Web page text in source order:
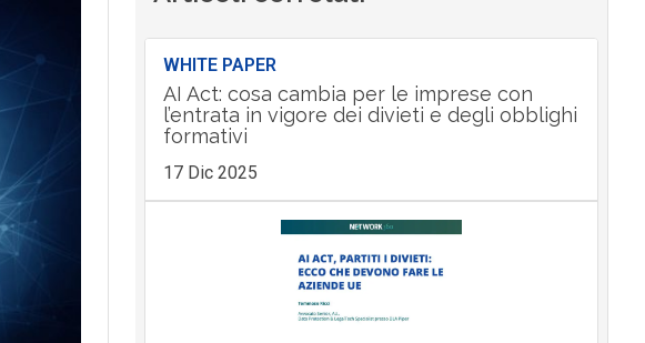
WHITE PAPER
AI Act: cosa cambia per le imprese con
l’entrata in vigore dei divieti e degli obblighi
formativi
17 Dic 2025